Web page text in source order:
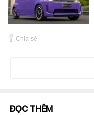
Chia sẻ
ĐỌC THÊM